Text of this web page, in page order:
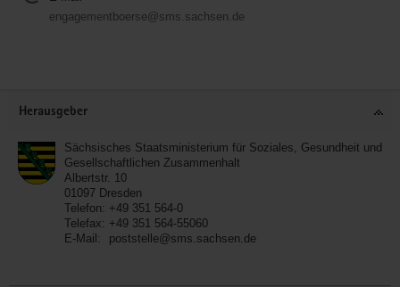
engagementboerse@sms.sachsen.de
Herausgeber
Sächsisches Staatsministerium für Soziales, Gesundheit und
Gesellschaftlichen Zusammenhalt
Albertstr. 10
01097 Dresden
Telefon: +49 351 564-0
Telefax: +49 351 564-55060
E-Mail:
poststelle@sms.sachsen.de